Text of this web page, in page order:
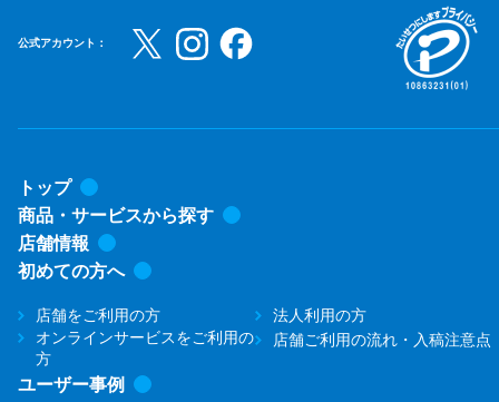
公式アカウント：
トップ
商品・サービスから探す
店舗情報
初めての方へ
店舗をご利用の方
法人利用の方
オンラインサービスをご利用の
方
店舗ご利用の流れ・入稿注意点
ユーザー事例